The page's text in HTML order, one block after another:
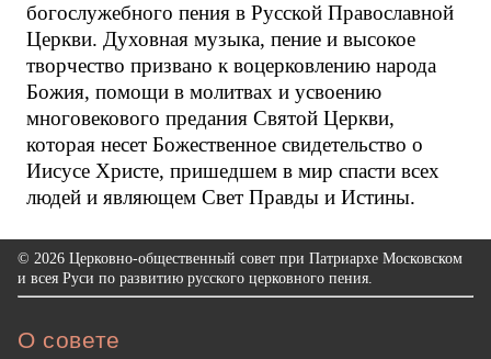
богослужебного пения в Русской Православной
Церкви. Духовная музыка, пение и высокое
творчество призвано к воцерковлению народа
Божия, помощи в молитвах и усвоению
многовекового предания Святой Церкви,
которая несет Божественное свидетельство о
Иисусе Христе, пришедшем в мир спасти всех
людей и являющем Свет Правды и Истины.
© 2026 Церковно-общественный совет при Патриархе Московском
и всея Руси по развитию русского церковного пения.
О совете